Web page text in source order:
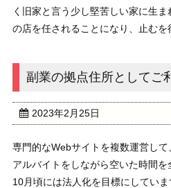
く旧家と言う少し堅苦しい家に生
の店を任されることになり、止むを
です。実家には昔から借りてもらっ
副業の拠点住所としてご
2023年2月25日
専門的なWebサイトを複数運営して
アルバイトをしながら空いた時間
10月頃には法人化を目標にしていま